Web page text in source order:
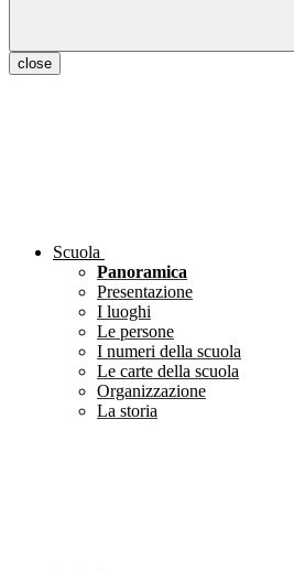
close
Scuola
Panoramica
Presentazione
I luoghi
Le persone
I numeri della scuola
Le carte della scuola
Organizzazione
La storia